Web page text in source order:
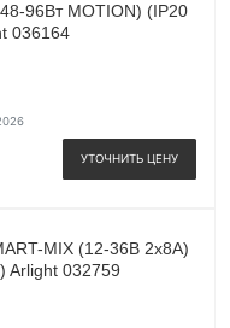
96Вт MOTION) (IP20
036164
УТОЧНИТЬ ЦЕНУ
MIX (12-36В 2х8А)
Arlight 032759